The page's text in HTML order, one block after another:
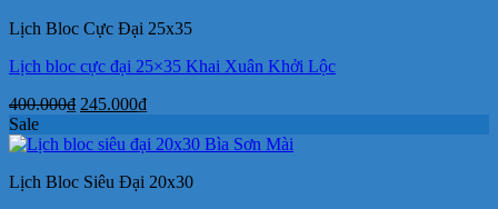
Lịch Bloc Cực Đại 25x35
Lịch bloc cực đại 25×35 Khai Xuân Khởi Lộc
400.000₫ Giá
là:
245.000₫Giá
tại
245.000₫.
Sale
Lịch Bloc Siêu Đại 20x30